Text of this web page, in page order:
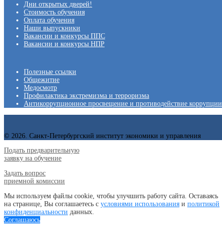
Дни открытых дверей!
Стоимость обучения
Оплата обучения
Наши выпускники
Вакансии и конкурсы ППС
Вакансии и конкурсы НПР
Полезные ссылки
Общежитие
Медосмотр
Профилактика экстремизма и терроризма
Антикоррупционное просвещение и противодействие коррупции
© 2026. Санкт-Петербургский институт экономики и управления
Подать предварительную
заявку на обучение
Задать вопрос
приемной комиссии
Мы используем файлы cookie, чтобы улучшить работу сайта. Оставаясь
на странице, Вы соглашаетесь с условиями использования и политикой
конфиденциальности данных.
Соглашаюсь